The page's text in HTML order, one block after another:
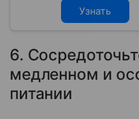
Узнать
6.
медленном и
питании